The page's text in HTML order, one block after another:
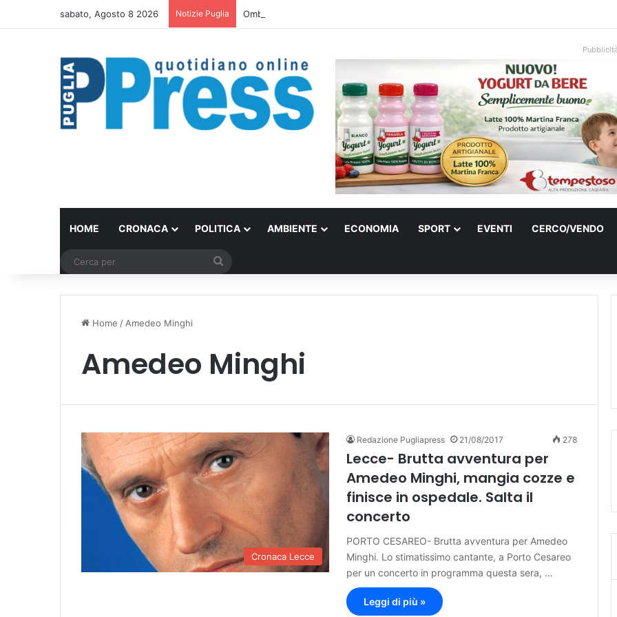
sabato, Agosto 8 2026 Notizie Puglia Ombrelloni lasciati sulle spiagge libere, controlli a Vieste e Peschici: liberati oltre 5mila
HOME CRONACA POLITICA AMBIENTE ECONOMIA SPORT EVENTI CERCO/VENDO
Home /Amedeo Minghi
Amedeo Minghi
Cronaca Lecce
Redazione Pugliapress 21/08/2017 278
Lecce- Brutta avventura per
Amedeo Minghi, mangia cozze e
finisce in ospedale. Salta il
concerto
PORTO CESAREO- Brutta avventura per Amedeo
Minghi. Lo stimatissimo cantante, a Porto Cesareo
per un concerto in programma questa sera, …
Leggi di più »